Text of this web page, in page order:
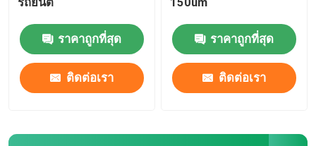
ราคาถูกที่สุด
ติดต่อเรา
ราคาถูกที่สุด
ติดต่อเรา